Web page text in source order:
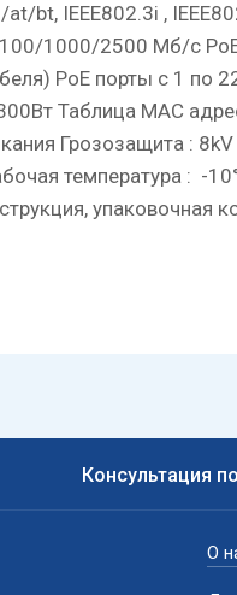
bt, IEEE802.3i ,
1000/2500 Мб/с
PoE порты с 1
Таблица MAC
Грозозащита :
температура : -
Консультация
О